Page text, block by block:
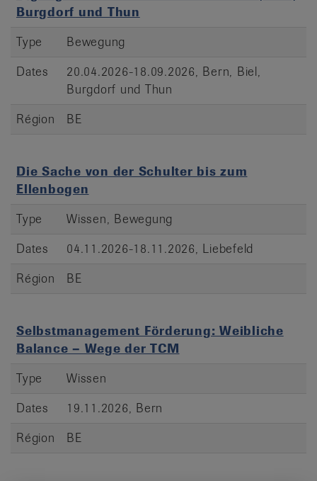
Burgdorf und Thun
Type
Bewegung
Dates
20.04.2026-18.09.2026, Bern, Biel,
Burgdorf und Thun
Région
BE
Die Sache von der Schulter bis zum
Ellenbogen
Type
Wissen, Bewegung
Dates
04.11.2026-18.11.2026, Liebefeld
Région
BE
Selbstmanagement Förderung: Weibliche
Balance – Wege der TCM
Type
Wissen
Dates
19.11.2026, Bern
Région
BE